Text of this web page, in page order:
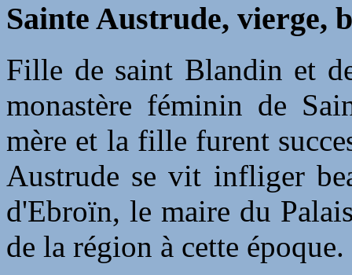
Sainte Austrude, vierge,
Fille de saint Blandin et
monastère féminin de
mère et la fille furent
Austrude se vit infliger
d'Ebroïn, le maire du
de la région à cette époque.